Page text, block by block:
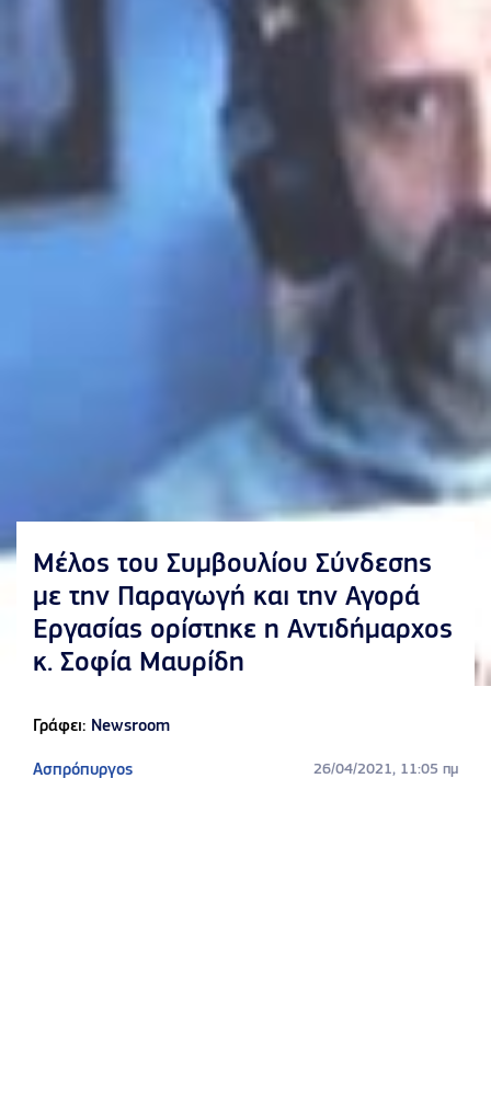
Μέλος του Συμβουλίου Σύνδεσης
με την Παραγωγή και την Αγορά
Εργασίας ορίστηκε η Αντιδήμαρχος
κ. Σοφία Μαυρίδη
Γράφει: Newsroom
Ασπρόπυργος 26/04/2021, 11:05 πμ